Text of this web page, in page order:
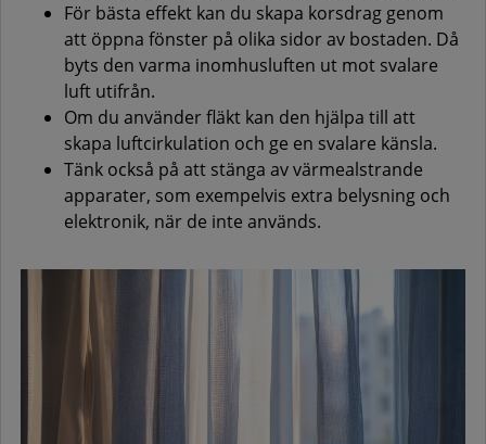
För bästa effekt kan du skapa korsdrag genom
att öppna fönster på olika sidor av bostaden. Då
byts den varma inomhusluften ut mot svalare
luft utifrån.
Om du använder fläkt kan den hjälpa till att
skapa luftcirkulation och ge en svalare känsla.
Tänk också på att stänga av värmealstrande
apparater, som exempelvis extra belysning och
elektronik, när de inte används.